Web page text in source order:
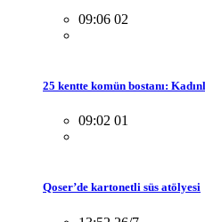
09:06 02
25 kentte komün bostanı:
09:02 01
Qoser’de kartonetli süs atölyesi